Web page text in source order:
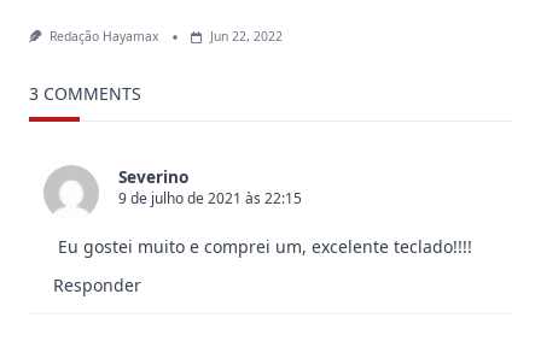
Redação Hayamax Jun 22, 2022
3 COMMENTS
Severino
9 de julho de 2021 às 22:15
Eu gostei muito e comprei um, excelente teclado!!!!
Responder